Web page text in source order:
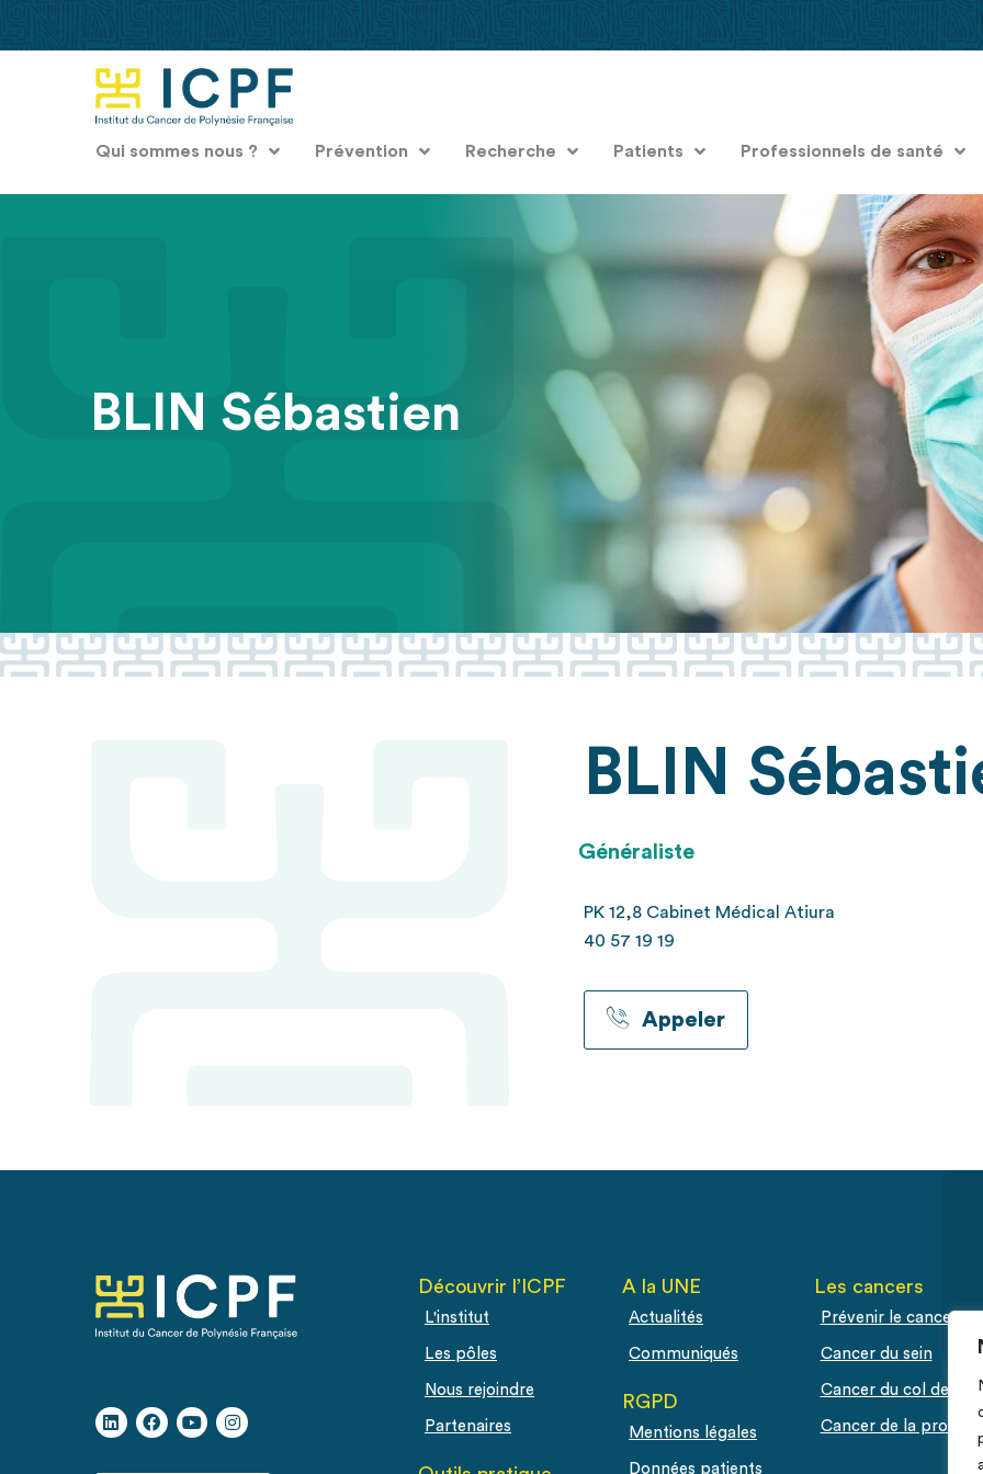
Qui sommes nous ? Prévention Recherche Patients Professionnels de santé
BLIN Sébastien
BLIN
Généraliste
PK 12,8 Cabinet Médical Atiura
40 57 19 19
Appeler
Découvrir l’ICPF
L'institut
Les pôles
Nous rejoindre
Partenaires
A la UNE
Actualités
Communiqués
RGPD
Mentions légales
Données patients
Les cancers
Prévenir le cancer
Cancer du sein
Cancer du col de
Cancer de la